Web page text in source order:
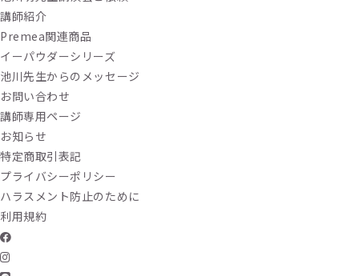
講師紹介
Premea関連商品
イーパウダーシリーズ
池川先生からのメッセージ
お問い合わせ
講師専用ページ
お知らせ
特定商取引表記
プライバシーポリシー
ハラスメント防止のために
利用規約